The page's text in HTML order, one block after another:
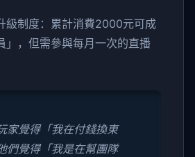
級制度：累計消費2000元可成
」，但需參與每月一次的直播
家覺得「我在付錢換東
們覺得「我是在幫團隊